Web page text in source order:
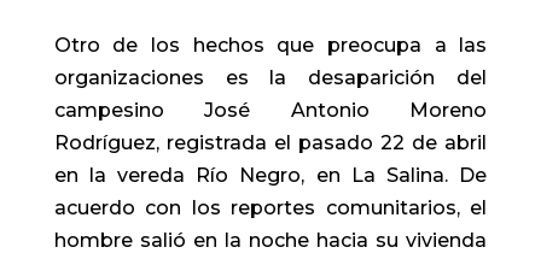
Otro de los hechos que preocupa a las
organizaciones es la desaparición del
campesino José Antonio Moreno
Rodríguez, registrada el pasado 22 de abril
en la vereda Río Negro, en La Salina. De
acuerdo con los reportes comunitarios, el
hombre salió en la noche hacia su vivienda